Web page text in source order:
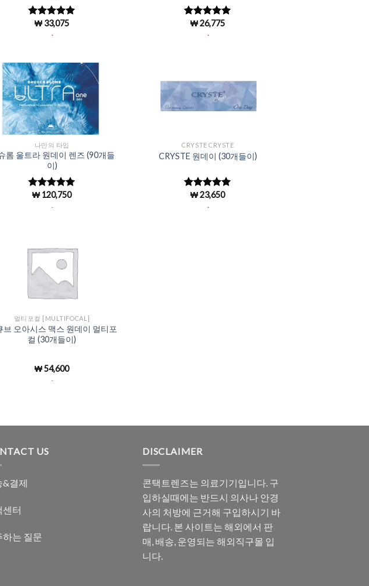
5 중에서
로 평
₩33,075
.
5 중에서
로 평
₩26,775
.
나만의 타입
롬 울트라 원데이 렌즈 (90개들
이)
5 중에서5
로 평가됨
₩120,750
Add to
CRYSTE CRYSTE
CRYSTE 원데이 (30개들이)
5 중에서
로 평
₩23,650
멀티포컬 [MULTIFOCAL]
브 오아시스 맥스 원데이 멀티포
컬 (30개들이)
₩54,600
US
&결제
센터
하는 질문
DISCLAIMER
콘택트렌즈는 의료기기입니다. 구
입하실때에는 반드시 의사나 안경
사의 처방에 근거해 구입하시기 바
랍니다. 본 사이트는 해외에서 판
매, 배송, 운영되는 해외직구몰 입
니다.